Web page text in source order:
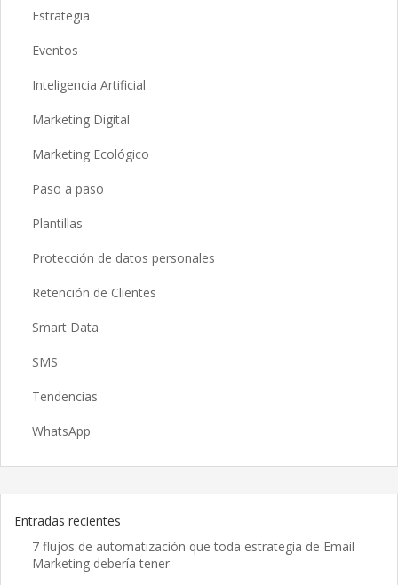
Estrategia
Eventos
Inteligencia Artificial
Marketing Digital
Marketing Ecológico
Paso a paso
Plantillas
Protección de datos personales
Retención de Clientes
Smart Data
SMS
Tendencias
WhatsApp
Entradas recientes
7 flujos de automatización que toda estrategia de Email
Marketing debería tener